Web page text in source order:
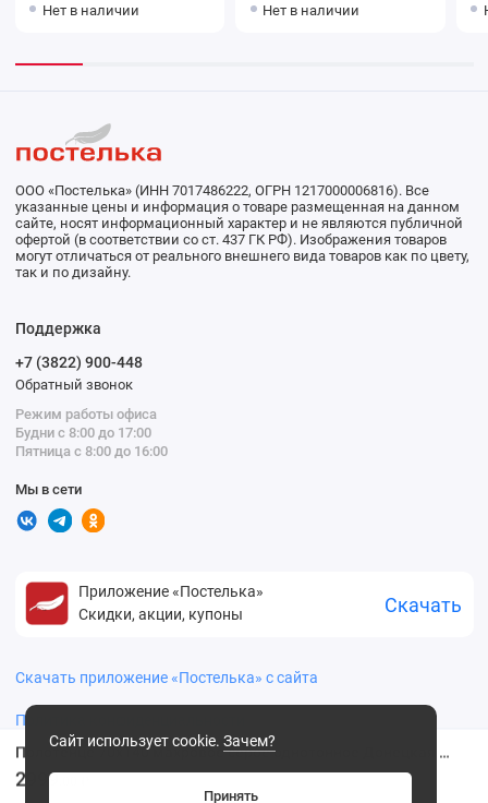
Полотенце 70х140 махровое серое однотонное Донецкая мануфактура
2999
Нет в наличии
Нет в наличии
Сайт использует cookie. Зачем?
Принять
ООО «Постелька» (ИНН 7017486222, ОГРН 1217000006816). Все
указанные цены и информация о товаре размещенная на данном
сайте, носят информационный характер и не являются публичной
офертой (в соответствии со ст. 437 ГК РФ). Изображения товаров
могут отличаться от реального внешнего вида товаров как по цвету,
так и по дизайну.
Поддержка
+7 (3822) 900-448
Обратный звонок
Режим работы офиса
Будни с 8:00 до 17:00
Пятница с 8:00 до 16:00
Мы в сети
Приложение «Постелька»
Скидки, акции, купоны
Скачать
Скачать приложение «Постелька» с сайта
Политика конфиденциальности